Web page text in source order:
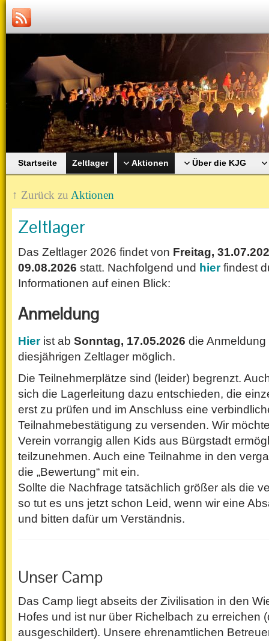
Startseite Zeltlager Aktionen Über die KJG
↑ Zurück zu Aktionen
Zeltlager
Das Zeltlager 2026 findet von Freitag,
09.08.2026 statt. Nachfolgend und hier findest
Informationen auf einen Blick:
Anmeldung
Hierist ab Sonntag, 17.05.2026 die
diesjährigen Zeltlager möglich.
Die Teilnehmerplätze sind (leider) begrenzt.
sich die Lagerleitung dazu entschieden, die
erst zu prüfen und im Anschluss eine
Teilnahmebestätigung zu versenden. Wir
Verein vorrangig allen Kids aus Bürgstadt
teilzunehmen. Auch eine Teilnahme in den
die „Bewertung“ mit ein.
Sollte die Nachfrage tatsächlich größer als die
so tut es uns jetzt schon Leid, wenn wir eine
und bitten dafür um Verständnis.
Unser Camp
Das Camp liegt abseits der Zivilisation in den
Hofes und ist nur über Richelbach zu erreichen
ausgeschildert). Unsere ehrenamtlichen